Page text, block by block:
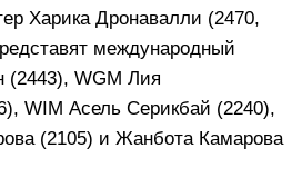
Харика Дронавалли (2470,
международный
(2443), WGM Лия
WIM Асель Серикбай (2240),
(2105) и Жанбота Камарова